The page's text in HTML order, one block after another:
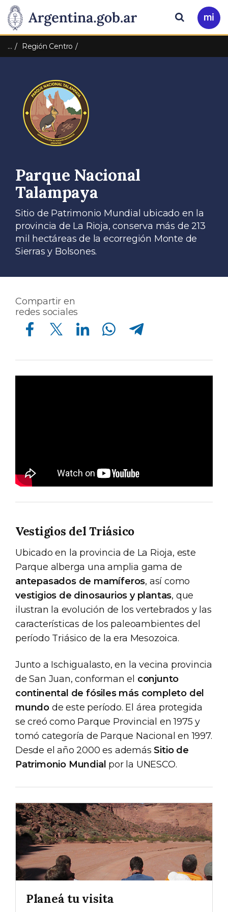
Presidencia
de
Nación
Pasar al contenido principal
Ir
a
Buscar
… Región Centro
Parque Nacional
Talampaya
Sitio de Patrimonio Mundial ubicado en la
provincia de La Rioja, conserva más de 213
mil hectáreas de la ecorregión Monte de
Sierras y Bolsones.
Compartir en
redes sociales
Compartir en Facebook Compartir en Twitter Compartir en Linkedin Compartir en Whatsapp Compartir en Telegram
Vestigios del Triásico
Ubicado en la provincia de La Rioja, este
Parque alberga una amplia gama de
antepasados de mamíferos, así como
vestigios de dinosaurios y plantas, que
ilustran la evolución de los vertebrados y las
características de los paleoambientes del
período Triásico de la era Mesozoica.
Junto a Ischigualasto, en la vecina provincia
de San Juan, conforman el conjunto
continental de fósiles más completo del
mundo de este período. El área protegida
se creó como Parque Provincial en 1975 y
tomó categoría de Parque Nacional en 1997.
Desde el año 2000 es ademásSitio de
Patrimonio Mundial por la UNESCO.
Planeá tu visita